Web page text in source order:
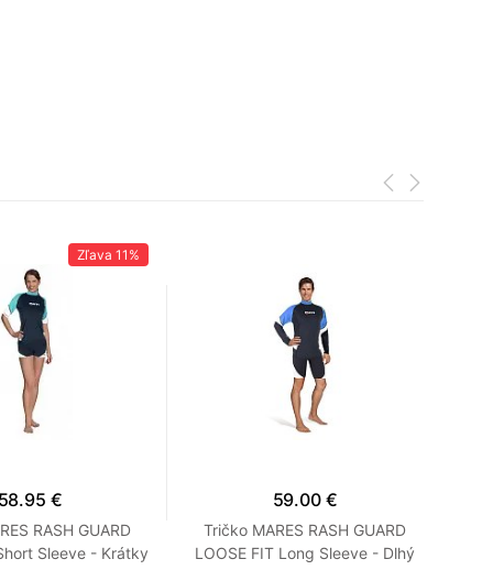
Zľava 11%
€
RASH GUARD
Sleeve - Krátky
59.00 €
Tričko MARES RASH GUARD
LOOSE FIT Long Sleeve - Dlhý